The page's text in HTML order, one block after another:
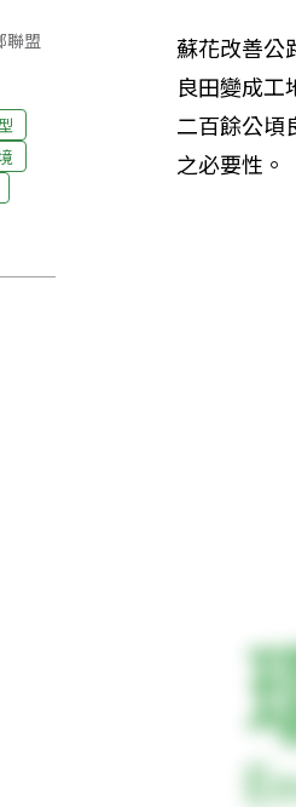
聯盟
蘇花改善公
良田變成工
二百餘公頃
之必要性。